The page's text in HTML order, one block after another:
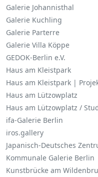
Galerie Johannisthal
Galerie Kuchling
Galerie Parterre
Galerie Villa Köppe
GEDOK-Berlin e.V.
Haus am Kleistpark
Haus am Kleistpark |
Haus am Lützowplatz
Haus am Lützowplatz /
ifa-Galerie Berlin
iros.gallery
Japanisch-Deutsches
Kommunale Galerie Berlin
Kunstbrücke am